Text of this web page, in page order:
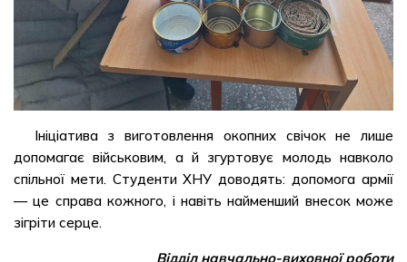
Ініціатива з виготовлення окопних свічок не лише
допомагає військовим, а й згуртовує молодь навколо
спільної мети. Студенти ХНУ доводять: допомога армії
— це справа кожного, і навіть найменший внесок може
зігріти серце.
Відділ навчально-виховної роботи